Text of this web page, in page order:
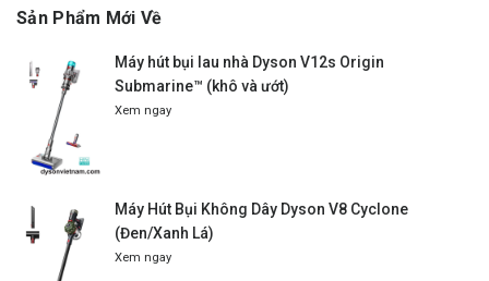
Sản Phẩm Mới Về
Máy hút bụi lau nhà Dyson V12s Origin
Submarine™ (khô và ướt)
Xem ngay
Máy Hút Bụi Không Dây Dyson V8 Cyclone
(Đen/Xanh Lá)
Xem ngay